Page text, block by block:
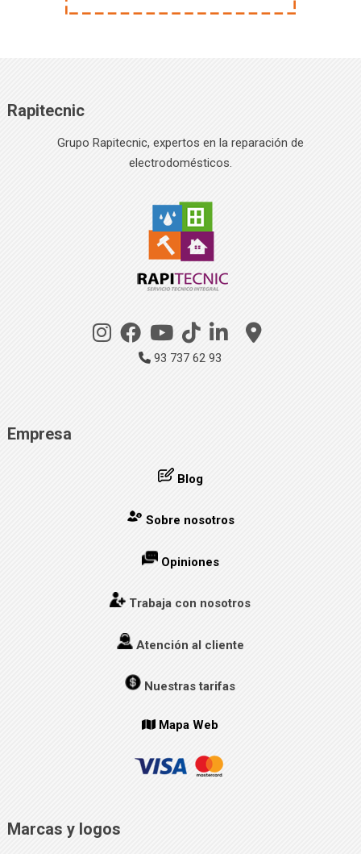
Rapitecnic
Grupo Rapitecnic, expertos en la reparación de
electrodomésticos.
93 737 62 93
Empresa
Blog
Sobre nosotros
Opiniones
Trabaja con nosotros
Atención al cliente
Nuestras tarifas
Mapa Web
Marcas y logos